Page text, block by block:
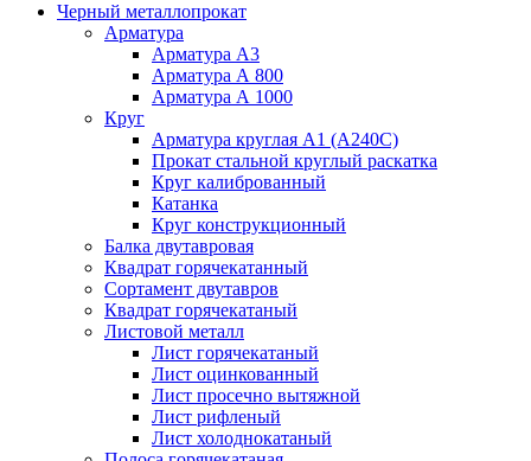
Черный металлопрокат
Арматура
Арматура А3
Арматура А 800
Арматура А 1000
Круг
Арматура круглая А1 (А240C)
Прокат стальной круглый раскатка
Круг калиброванный
Катанка
Круг конструкционный
Балка двутавровая
Квадрат горячекатанный
Сортамент двутавров
Квадрат горячекатаный
Листовой металл
Лист горячекатаный
Лист оцинкованный
Лист просечно вытяжной
Лист рифленый
Лист холоднокатаный